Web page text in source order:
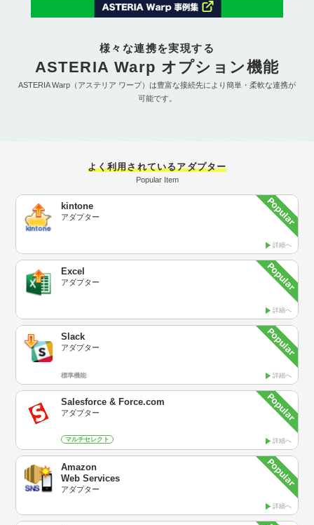
様々な連携を実現する
ASTERIA Warp オプション機能
ASTERIA Warp（アステリア ワープ）は豊富な接続先により簡単・柔軟な連携が
可能です。
よく利用されているアダプター
Popular Item
kintone
アダプター
詳細へ
Excel
アダプター
詳細へ
Slack
アダプター
詳細へ
標準機能
Salesforce & Force.com
アダプター
詳細へ
マルチセレクト
Amazon
Web Services
アダプター
詳細へ